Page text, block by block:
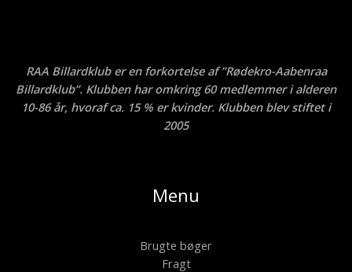
RAA Billardklub er en forkortelse af ”Rødekro-Aabenraa
Billardklub”. Klubben har omkring 60 medlemmer i alderen
10-86 år, hvoraf ca. 15 % er kvinder. Klubben blev stiftet i
2005
Menu
Brugte bøger
Fragt